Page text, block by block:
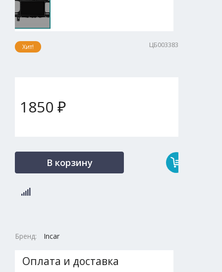
Хит! ЦБ003383
1850 ₽
В корзину
Бренд: Incar
Оплата и доставка